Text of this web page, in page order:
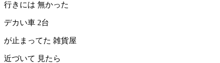
行きには 無かった
デカい車 2台
が止まってた 雑貨屋
近づいて 見たら